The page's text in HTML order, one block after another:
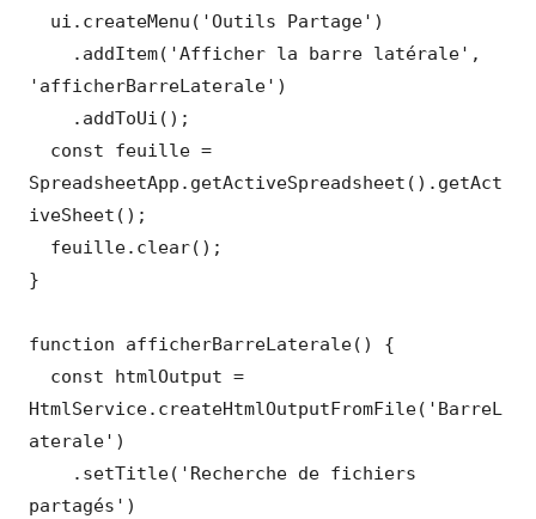
'afficherBarreLaterale')
SpreadsheetApp.getActiveSpreadsheet().getAct
iveSheet();
}
function afficherBarreLaterale() {
HtmlService.createHtmlOutputFromFile('BarreL
aterale')
partagés')